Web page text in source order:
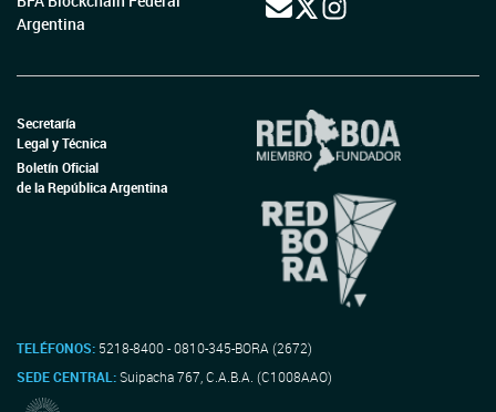
Argentina
Secretaría
Legal y Técnica
Boletín Oficial
de la República Argentina
TELÉFONOS: 5218-8400 - 0810-345-BORA (2672)
SEDE CENTRAL:Suipacha 767, C.A.B.A. (C1008AAO)